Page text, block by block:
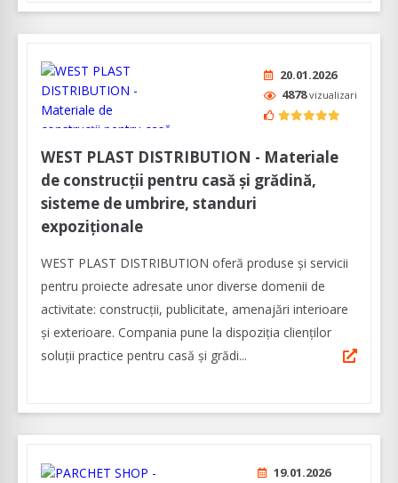
20.01.2026
4878vizualizari
WEST PLAST DISTRIBUTION - Materiale
de construcții pentru casă și grădină,
sisteme de umbrire, standuri
expoziționale
WEST PLAST DISTRIBUTION oferă produse și servicii
pentru proiecte adresate unor diverse domenii de
activitate: construcții, publicitate, amenajări interioare
și exterioare. Compania pune la dispoziția clienților
soluții practice pentru casă și grădi...
19.01.2026